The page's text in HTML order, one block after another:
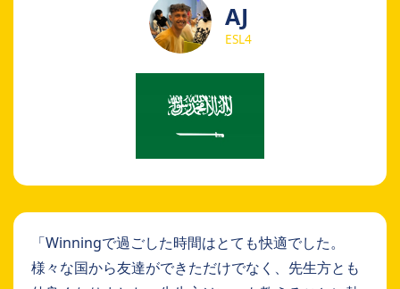
AJ
ESL4
「Winningで過ごした時間はとても快適でした。
様々な国から友達ができただけでなく、先生方とも